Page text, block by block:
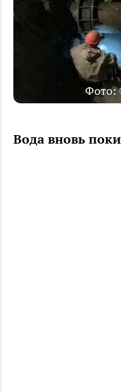
Фото:
Вода вновь